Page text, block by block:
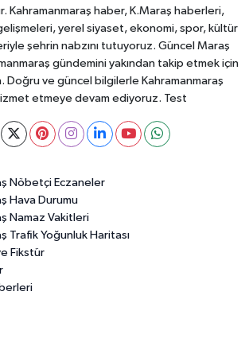
Kahramanmaraş haber, K.Maraş haberleri,
yerel siyaset, ekonomi, spor, kültür
şehrin nabzını tutuyoruz. Güncel Maraş
gündemini yakından takip etmek için
Doğru ve güncel bilgilerle Kahramanmaraş
etmeye devam ediyoruz. Test
Nöbetçi Eczaneler
Hava Durumu
Namaz Vakitleri
Trafik Yoğunluk Haritası
Fikstür